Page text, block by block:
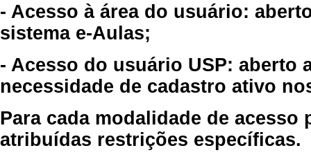
- Acesso à área do usuário:
sistema e-Aulas;
- Acesso do usuário USP: aberto
necessidade de cadastro ativo
Para cada modalidade de
atribuídas restrições específicas.